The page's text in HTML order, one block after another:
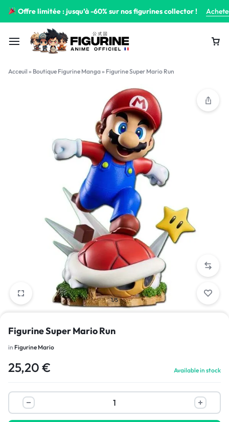
Offre limitée : jusqu’à -60% sur nos figurines collector !
Acceuil » Boutique Figurine Manga» Figurine Super Mario Run
1/5
Figurine Super Mario Run
in Figurine Mario
25,20 € Available in stock